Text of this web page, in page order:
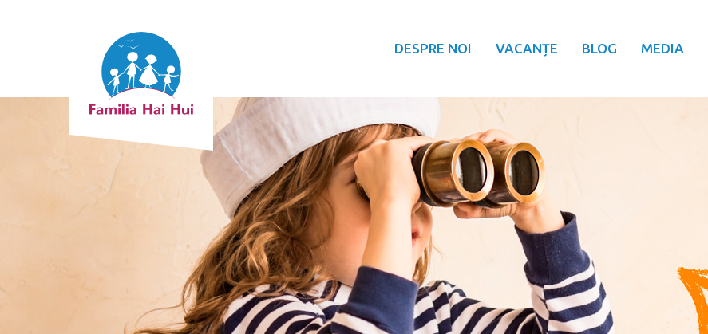
DESPRE NOI VACANȚE BLOG MEDIA